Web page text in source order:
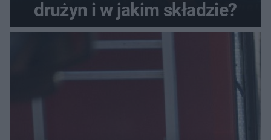
drużyn i w jakim składzie?